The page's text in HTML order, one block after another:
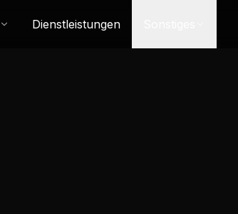
Dienstleistungen